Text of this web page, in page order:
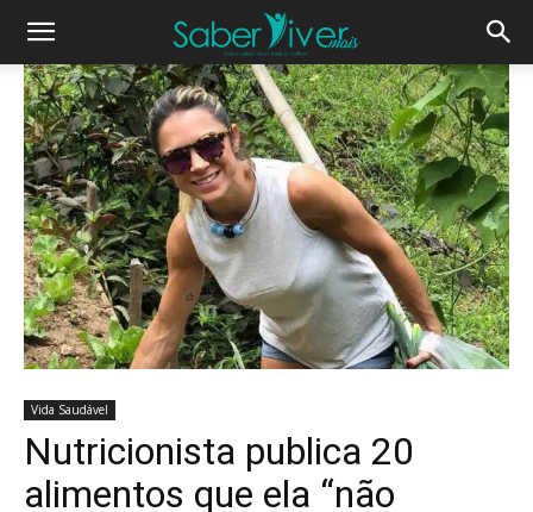
Vida Saudável
Nutricionista publica 20
alimentos que ela “não